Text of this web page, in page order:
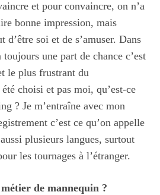
et pour convaincre, on n’a
bonne impression, mais
d’être soi et de s’amuser. Dans
une part de chance c’est
le plus frustrant du
choisi et pas moi, qu’est-ce
? Je m’entraîne avec mon
c’est ce qu’on appelle
plusieurs langues, surtout
les tournages à l’étranger.
de mannequin ?